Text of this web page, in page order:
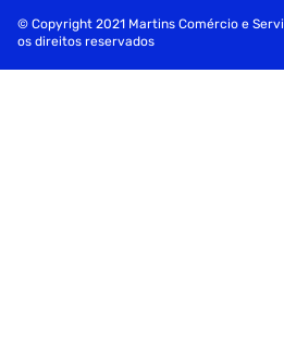
© Copyright 2021 Martins Comércio e
os direitos reservados